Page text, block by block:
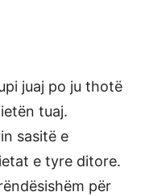
juaj po ju thotë
tuaj.
sasitë e
e tyre ditore.
për